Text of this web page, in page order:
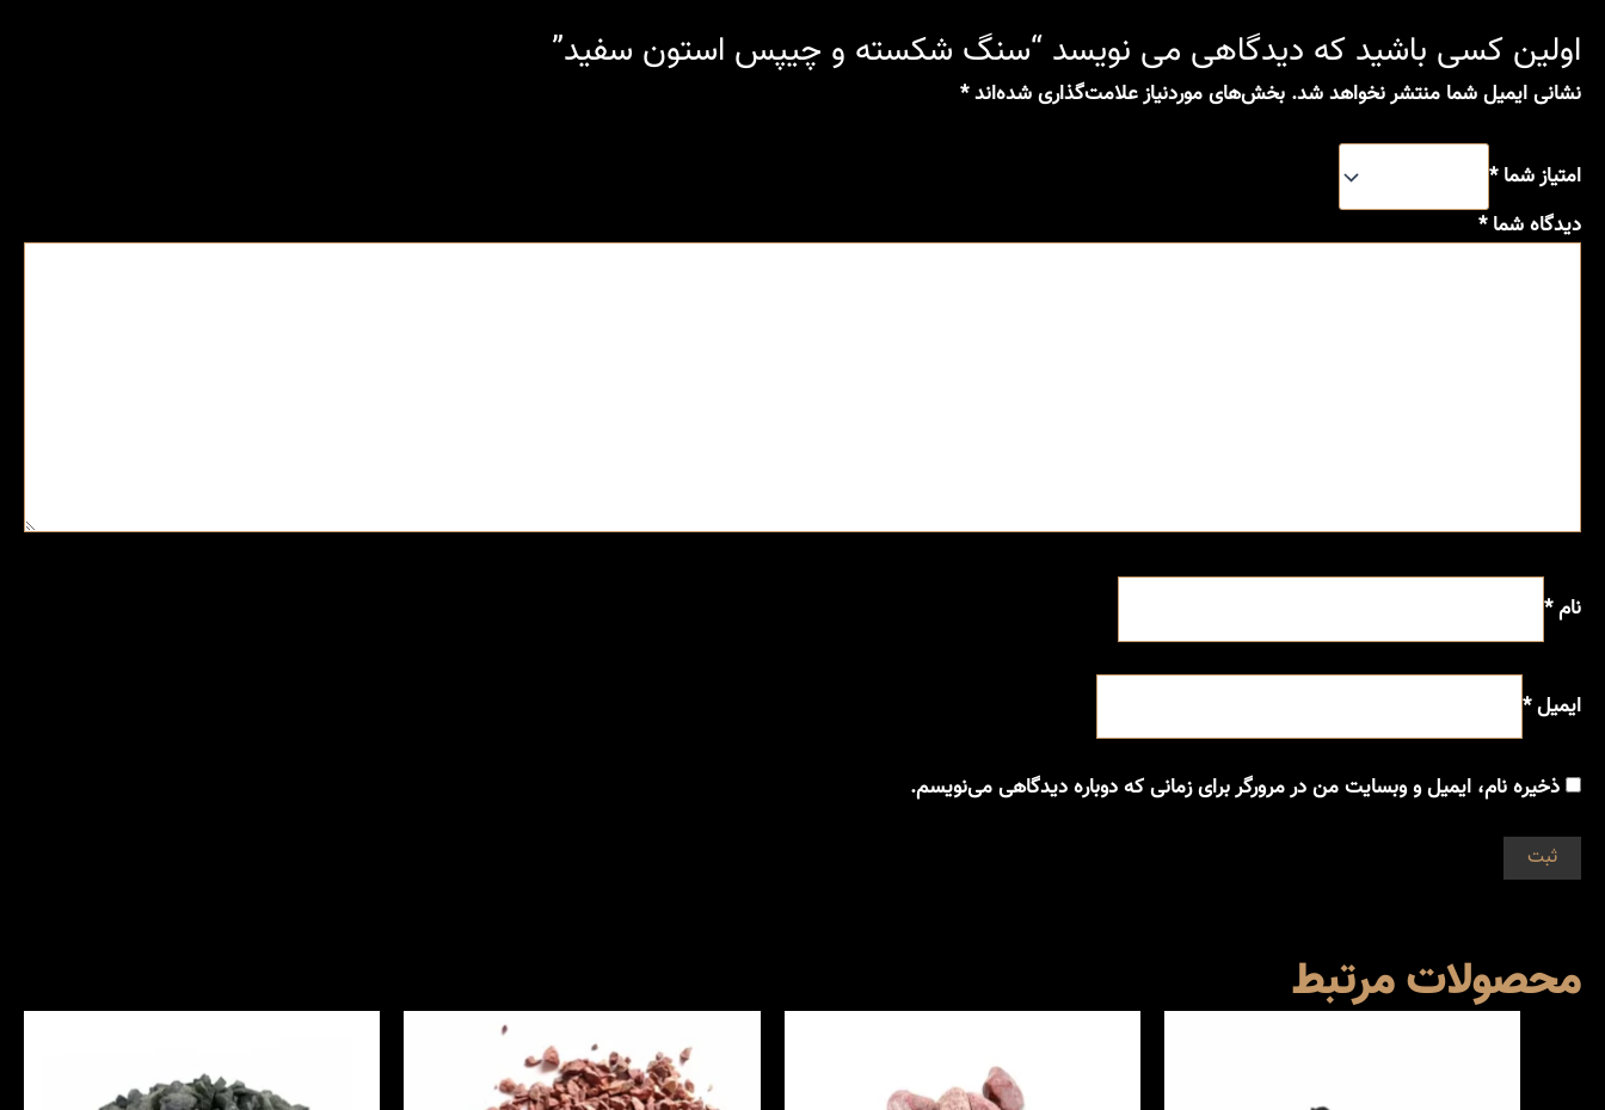
اولین کسی باشید که دیدگاهی می نویسد “سنگ شکسته و چیپس استون سفید”
نشانی ایمیل شما منتشر نخواهد شد. بخش‌های موردنیاز علامت‌گذاری شده‌اند*
امتیاز شما*
دیدگاه شما*
نام*
ایمیل*
ذخیره نام، ایمیل و وبسایت من در مرورگر برای زمانی که دوباره دیدگاهی می‌نویسم.
محصولات مرتبط